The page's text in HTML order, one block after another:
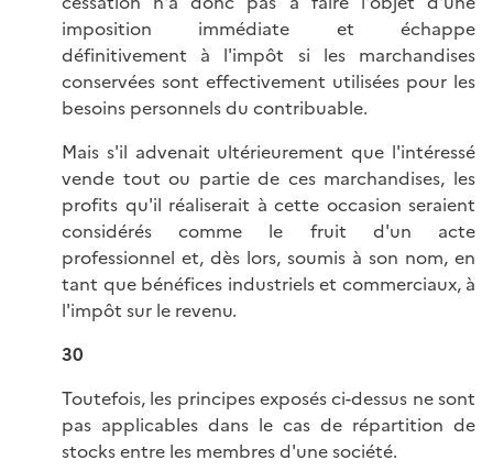
imposition immédiate et échappe
définitivement à l'impôt si les marchandises
conservées sont effectivement utilisées pour les
besoins personnels du contribuable.
Mais s'il advenait ultérieurement que l'intéressé
vende tout ou partie de ces marchandises, les
profits qu'il réaliserait à cette occasion seraient
considérés comme le fruit d'un acte
professionnel et, dès lors, soumis à son nom, en
tant que bénéfices industriels et commerciaux, à
l'impôt sur le revenu.
30
Toutefois, les principes exposés ci-dessus ne sont
pas applicables dans le cas de répartition de
stocks entre les membres d'une société.